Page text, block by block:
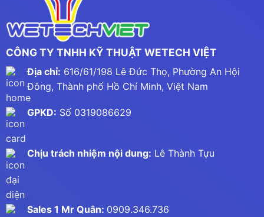
CÔNG TY TNHH KỸ THUẬT WETECH VIỆT
Địa chỉ: 616/61/198 Lê Đức Thọ, Phường An Hội
Đông, Thành phố Hồ Chí Minh, Việt Nam
GPKD: Số 0319086629
Chịu trách nhiệm nội dung: Lê Thành Tựu
Sales 1 Mr Quân: 0909.346.736